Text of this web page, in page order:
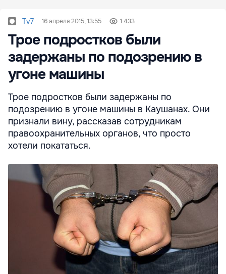
Tv7 16 апреля 2015, 13:55 1 433
Трое подростков были
задержаны по подозрению в
угоне машины
Трое подростков были задержаны по
подозрению в угоне машины в Каушанах. Они
признали вину, рассказав сотрудникам
правоохранительных органов, что просто
хотели покататься.